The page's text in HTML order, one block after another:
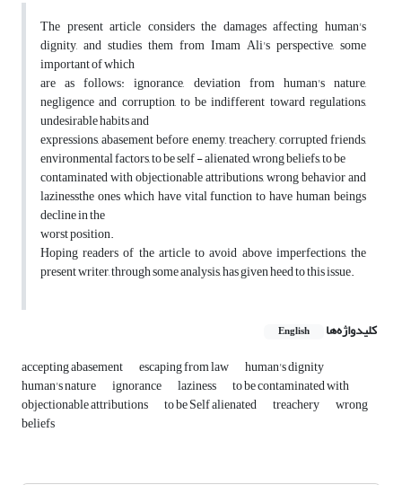
The present article considers the damages affecting human's
dignity, and studies them from Imam Ali's perspective, some
important of which
are as follows: ignorance, deviation from human's nature,
negligence and corruption, to be indifferent toward regulations,
undesirable habits and
expressions, abasement before enemy, treachery, corrupted friends,
environmental factors, to be self - alienated, wrong beliefs, to be
contaminated with objectionable attributions, wrong behavior and
lazinessthe ones which have vital function to have human beings
decline in the
worst position.
Hoping readers of the article to avoid above imperfections, the
present writer, through some analysis, has given heed to this issue.
کلیدواژه‌ها English
accepting abasement escaping from law human's dignity
human's nature ignorance laziness to be contaminated with
objectionable attributions to be Self alienated treachery wrong
beliefs